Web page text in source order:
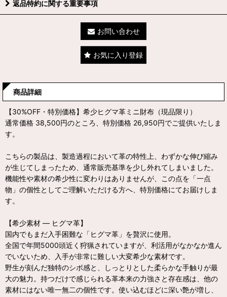
返品特約に関する重要事項
お問い合わせ
お気に入り登録
商品詳細
【30%OFF・特別価格】希少ヒグマ革ミニ財布（現品限り）
通常価格 38,500円のところ、特別価格 26,950円でご提供いたしま
す。
こちらの製品は、製造過程において革の特性上、わずかな伸び縮み
が生じてしまったため、通常販売基準を少し外れてしまいました。
機能性や素材の希少性に変わりはありませんが、この点を「一点
物」の個性としてご理解いただける方へ、特別価格にてお届けしま
す。
【希少素材 — ヒグマ革】
国内でもまだ入手困難な「ヒグマ革」を贅沢に使用。
全国で年間5000頭近く狩猟されていますが、利活用がなかなか進ん
でいないため、入手が非常に難しい大変希少な素材です。
野生が刻んだ独特のシボ感と、しっとりとした柔らかな手触りが最
大の魅力。持つだけで感じられる革本来の力強さと存在感は、他の
素材にはない唯一無二の個性です。使い込むほどに深い艶が増し、